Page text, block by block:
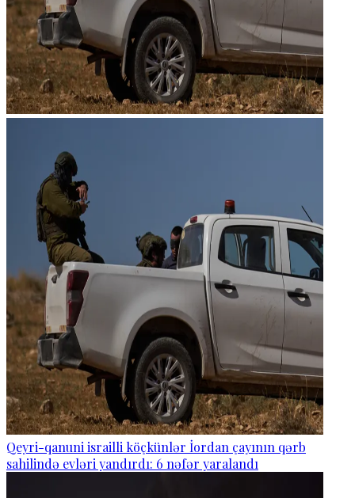
Qeyri-qanuni israilli köçkünlər İordan çayının qərb
sahilində evləri yandırdı: 6 nəfər yaralandı